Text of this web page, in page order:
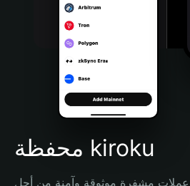
Bahasa Indonesia
Português (Brasil)
Español (Argentina)
محفظة kiroku
مشفرة موثوقة وآمنة من أجل